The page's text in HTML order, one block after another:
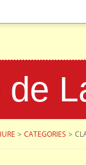
de
> CATEGORIES >